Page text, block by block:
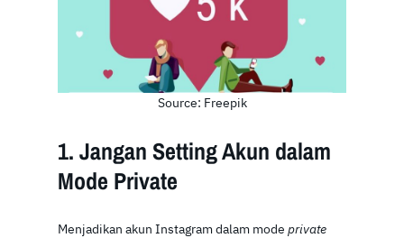
Source: Freepik
1. Jangan Setting Akun dalam
Mode Private
Menjadikan akun Instagram dalam mode private